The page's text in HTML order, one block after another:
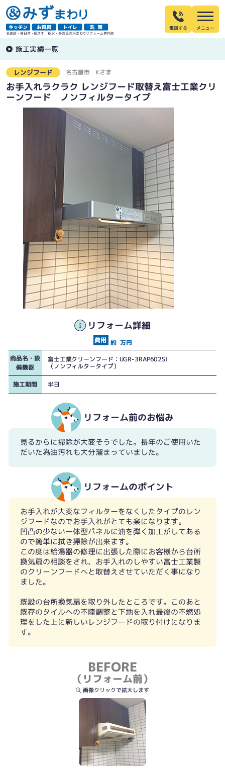
名古屋・春日井・長久手・稲沢・多治見の水まわりリフォーム専門店
電話する
施工実績一覧
レンジフード 名古屋市 Kさま
お手入れラクラク レンジフード取替え富士工業クリ
ーンフード ノンフィルタータイプ
リフォーム詳細
約 万円
商品名・設
備機器
富士工業クリーンフード：UGR-3RAP602SI
（ノンフィルタータイプ）
施工期間 半日
リフォーム前のお悩み
見るからに掃除が大変そうでした。長年のご使用いた
だいた為油汚れも大分溜まっていました。
リフォームのポイント
お手入れが大変なフィルターをなくしたタイプのレン
ジフードなのでお手入れがとても楽になります。
凹凸の少ない一体型パネルに油を弾く加工がしてある
ので簡単に拭き掃除が出来ます。
この度は給湯器の修理に出張した際にお客様から台所
換気扇の相談をされ、お手入れのしやすい富士工業製
のクリーンフードへと取替えさせていただく事になり
ました。
既設の台所換気扇を取り外したところです。このあと
既存のタイルへの不陸調整と下地を入れ最後の不燃処
理をした上に新しいレンジフードの取り付けになりま
す。
BEFORE
（リフォーム前）
画像クリックで拡大します